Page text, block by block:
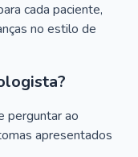
cada paciente,
no estilo de
perguntar ao
apresentados